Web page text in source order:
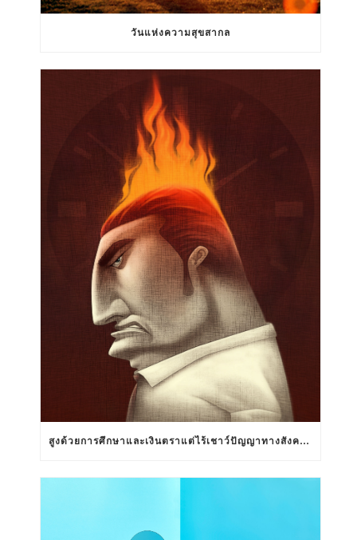
วันแห่งความสุขสากล
สูงด้วยการศึกษาและเงินตราแต่ไร้เชาว์ปัญญาทางสังคมสัมพันธ์